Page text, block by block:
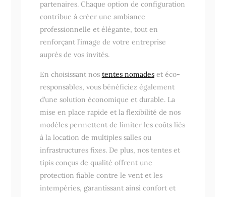
partenaires. Chaque option de configuration
contribue à créer une ambiance
professionnelle et élégante, tout en
renforçant l’image de votre entreprise
auprès de vos invités.
En choisissant nos tentes nomadeset éco-
responsables, vous bénéficiez également
d’une solution économique et durable. La
mise en place rapide et la flexibilité de nos
modèles permettent de limiter les coûts liés
à la location de multiples salles ou
infrastructures fixes. De plus, nos tentes et
tipis conçus de qualité offrent une
protection fiable contre le vent et les
intempéries, garantissant ainsi confort et